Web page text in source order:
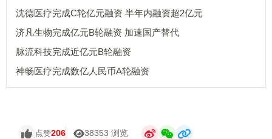
沈德医疗完成C轮亿元融资 半年内融资超2亿元
济凡生物完成亿元B轮融资 加速国产替代
脉流科技完成近亿元B轮融资
神畅医疗完成数亿人民币A轮融资
点赞206 38353 浏览